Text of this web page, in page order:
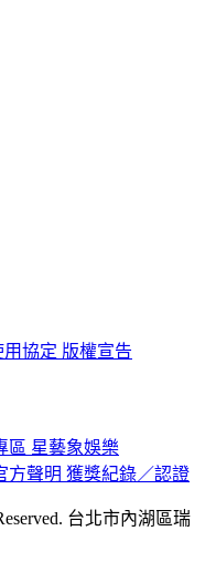
協定 版權宣告
區 星藝象娛樂
方聲明 獲獎紀錄／認證
台北市內湖區瑞